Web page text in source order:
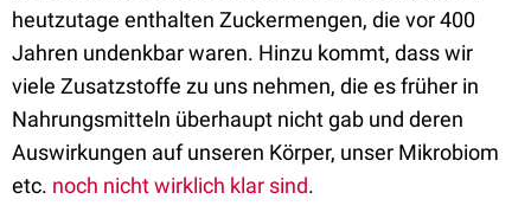
heutzutage enthalten Zuckermengen, die vor 400
Jahren undenkbar waren. Hinzu kommt, dass wir
viele Zusatzstoffe zu uns nehmen, die es früher in
Nahrungsmitteln überhaupt nicht gab und deren
Auswirkungen auf unseren Körper, unser Mikrobiom
etc. noch nicht wirklich klar sind.